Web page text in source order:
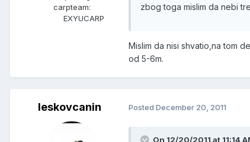
carpteam:
EXYUCARP
zbog toga mislim da nebi
Mislim da nisi shvatio,na tom
od 5-6m.
leskovcanin Posted December 20, 2011
On 12/20/2011 at 11:14